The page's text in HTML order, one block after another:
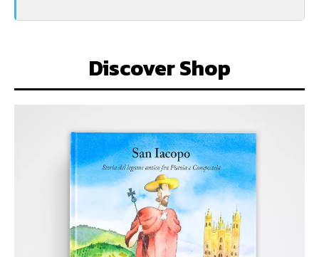
Discover Shop